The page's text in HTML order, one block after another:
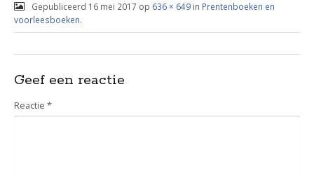
Gepubliceerd 16 mei 2017 op 636 × 649in Prentenboeken en
voorleesboeken.
Geef een reactie
Reactie *